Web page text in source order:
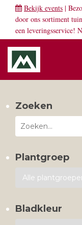
Bekijk events |
door ons sortiment
een leveringsservice!
Zoeken
Plantgroep
Bladkleur